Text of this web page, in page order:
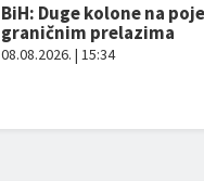
BiH: Duge kolone na
graničnim prelazima
08.08.2026. | 15:34